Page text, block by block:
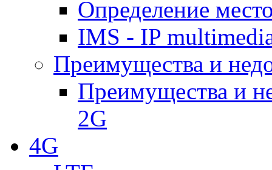
Определение
IMS - IP
Преимущества и
Преимущества и
2G
4G